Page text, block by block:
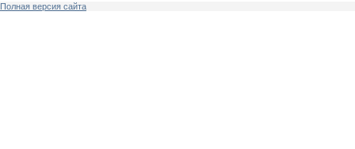
Полная версия сайта